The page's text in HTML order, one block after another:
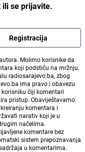
se prijavite.
Registracija
Molimo korisnike da
koji podstiču na mržnju.
radiosarajevo.ba, zbog
ima pravo i obavezu
čiji komentari
pristup. Obaviještavamo
komentara i
narativ koji je u
načelima.
komentare bez
sistem prepoznavanja
u komentarima.